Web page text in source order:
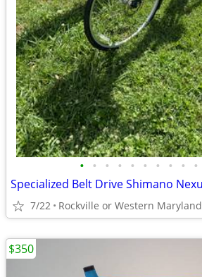
• • • • • • • • • •
7/22 Rockville or Western Maryland
$350